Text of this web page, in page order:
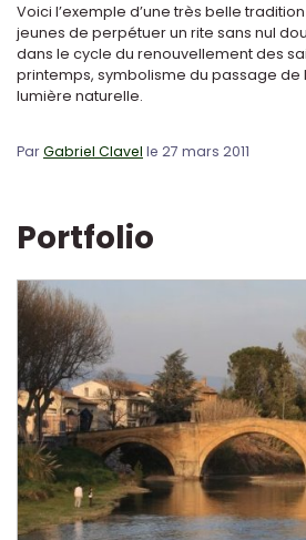
Voici l’exemple d’une très belle
jeunes de perpétuer un rite sans nul
dans le cycle du renouvellement des
printemps, symbolisme du passage de
lumière naturelle.
ParGabriel Clavel le 27 mars 2011
Portfolio